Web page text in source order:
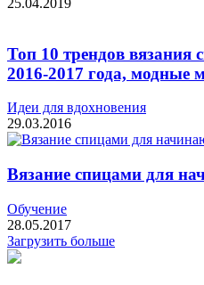
25.04.2019
Топ 10 трендов
2016-2017 года, модные
Идеи для вдохновения
29.03.2016
Вязание спицами для
Обучение
28.05.2017
Загрузить больше